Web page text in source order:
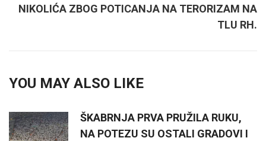
NIKOLIĆA ZBOG POTICANJA NA TERORIZAM NA
TLU RH.
YOU MAY ALSO LIKE
ŠKABRNJA PRVA PRUŽILA RUKU,
NA POTEZU SU OSTALI GRADOVI I